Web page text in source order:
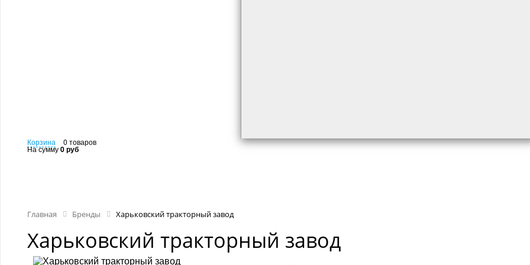
Корзина 0 товаров
На сумму0 руб
Главная Бренды Харьковский тракторный завод
Харьковский тракторный завод